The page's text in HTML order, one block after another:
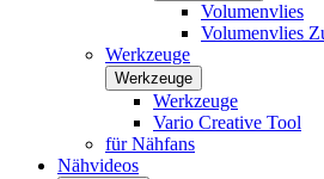
Volumenvlies
Volumenvlies
Werkzeuge
Werkzeuge
Werkzeuge
Vario Creative Tool
für Nähfans
Nähvideos